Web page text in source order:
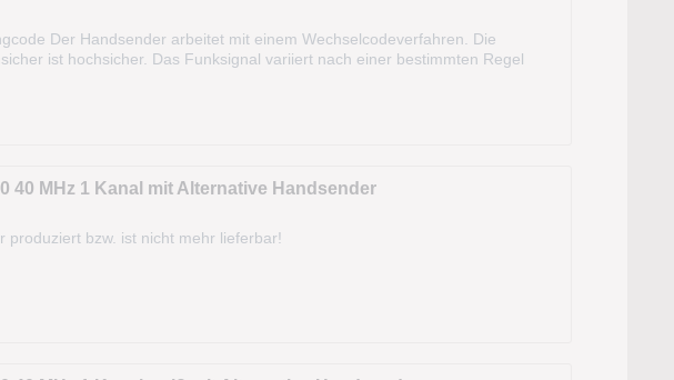
Der Handsender arbeitet mit einem Wechselcodeverfahren. Die
ist hochsicher. Das Funksignal variiert nach einer bestimmten Regel
40 MHz 1 Kanal mit Alternative Handsender
produziert bzw. ist nicht mehr lieferbar!